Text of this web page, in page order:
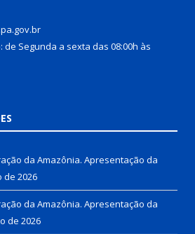
Segunda a sexta das 08:00h às
da Amazônia. Apresentação da
de 2026
da Amazônia. Apresentação da
de 2026